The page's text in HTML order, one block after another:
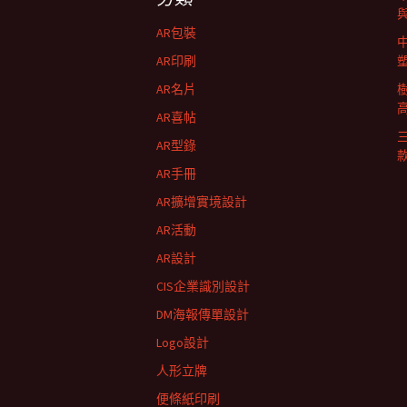
AR包裝
AR印刷
AR名片
AR喜帖
AR型錄
AR手冊
AR擴增實境設計
AR活動
AR設計
CIS企業識別設計
DM海報傳單設計
Logo設計
人形立牌
便條紙印刷